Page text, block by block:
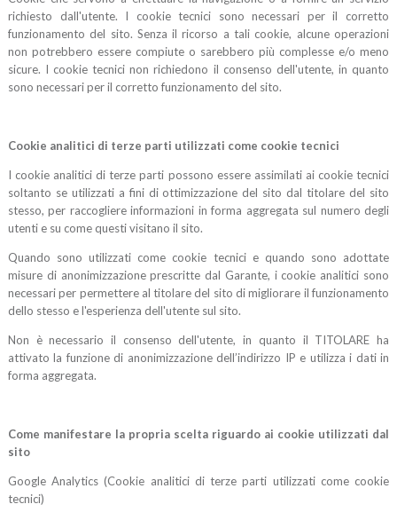
richiesto dall'utente. I cookie tecnici sono necessari per il corretto
funzionamento del sito. Senza il ricorso a tali cookie, alcune operazioni
non potrebbero essere compiute o sarebbero più complesse e/o meno
sicure. I cookie tecnici non richiedono il consenso dell'utente, in quanto
sono necessari per il corretto funzionamento del sito.
Cookie analitici di terze parti utilizzati come cookie tecnici
I cookie analitici di terze parti possono essere assimilati ai cookie tecnici
soltanto se utilizzati a fini di ottimizzazione del sito dal titolare del sito
stesso, per raccogliere informazioni in forma aggregata sul numero degli
utenti e su come questi visitano il sito.
Quando sono utilizzati come cookie tecnici e quando sono adottate
misure di anonimizzazione prescritte dal Garante, i cookie analitici sono
necessari per permettere al titolare del sito di migliorare il funzionamento
dello stesso e l'esperienza dell'utente sul sito.
Non è necessario il consenso dell'utente, in quanto il TITOLARE ha
attivato la funzione di anonimizzazione dell’indirizzo IP e utilizza i dati in
forma aggregata.
Come manifestare la propria scelta riguardo ai cookie utilizzati dal
sito
Google Analytics (Cookie analitici di terze parti utilizzati come cookie
tecnici)